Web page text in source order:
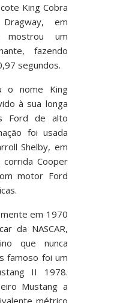
King Cobra
em
um
fazendo
segundos.
o nome King
à sua longa
Ford de alto
foi usada
Shelby, em
Cooper
motor Ford
em 1970
da NASCAR,
que nunca
famoso foi um
II 1978.
Mustang a
métrico